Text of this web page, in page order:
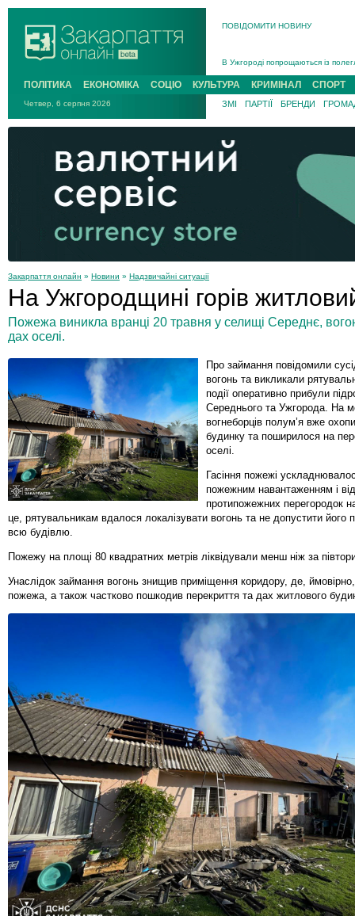
ПОВІДОМИТИ НОВИНУ
В Ужгороді попрощаються із
В Ужгороді 5 серпня
Підтвердили загибель
На війні з рф поліг військовий з
На Хустщині внаслідок ДТП за
Інструктора районного ТЦК на
ПОЛІТИКА ЕКОНОМІКА СОЦІО КУЛЬТУРА КРИМІНАЛ СПОРТ
Четвер, 6 серпня 2026 ЗМІ ПАРТІЇ БРЕНДИ
Закарпаття онлайн » Новини » Надзвичайні ситуації
На Ужгородщині горів
Пожежа виникла вранці 20 травня у селищі Середнє,
дах оселі.
Про займання повідомили
вогонь та викликали
події оперативно прибули
Середнього та Ужгорода. На
вогнеборців полум’я вже
будинку та поширилося на
оселі.
Гасіння пожежі
пожежним навантаженням і
протипожежних перегородок
це, рятувальникам вдалося локалізувати вогонь та не допустити його
всю будівлю.
Пожежу на площі 80 квадратних метрів ліквідували менш ніж за
Унаслідок займання вогонь знищив приміщення коридору, де,
пожежа, а також частково пошкодив перекриття та дах житлового